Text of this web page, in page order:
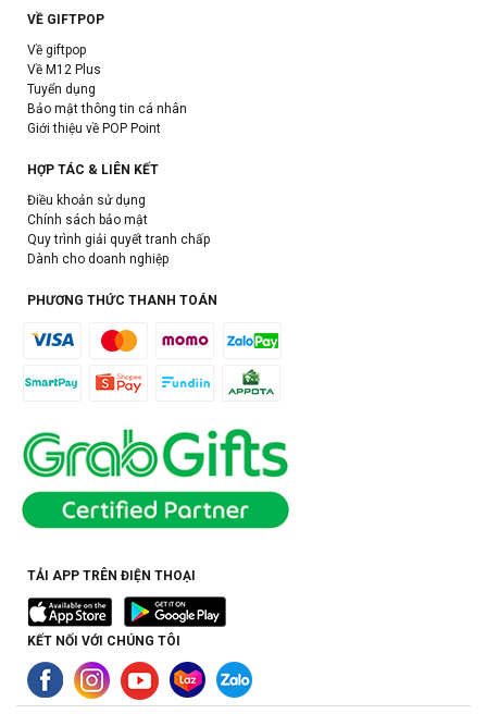
VỀ GIFTPOP
Về giftpop
Về M12 Plus
Tuyển dụng
Bảo mật thông tin cá nhân
Giới thiệu về POP Point
HỢP TÁC & LIÊN KẾT
Điều khoản sử dụng
Chính sách bảo mật
Quy trình giải quyết tranh chấp
Dành cho doanh nghiệp
PHƯƠNG THỨC THANH TOÁN
TẢI APP TRÊN ĐIỆN THOẠI
KẾT NỐI VỚI CHÚNG TÔI